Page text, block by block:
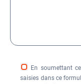
En soumettant
saisies dans ce